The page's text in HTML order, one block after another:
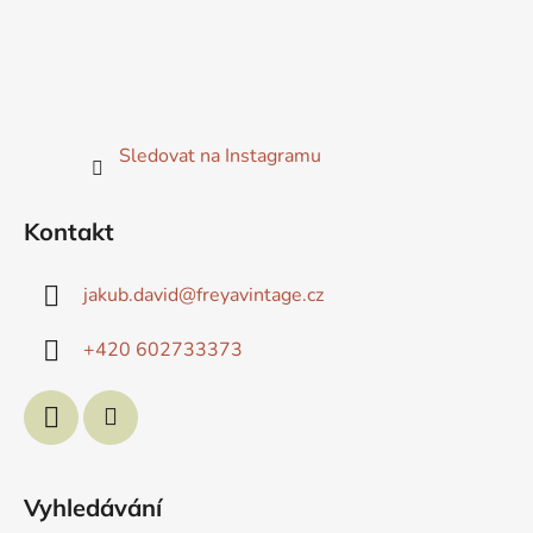
Sledovat na Instagramu
Kontakt
jakub.david@freyavintage.cz
+420 602733373
Vyhledávání